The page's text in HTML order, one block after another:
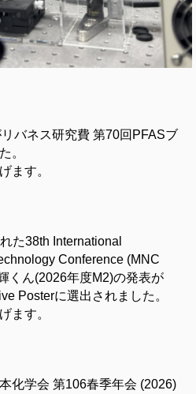
バネス研究費 第70回PFASブ
。
ます。
た38th International
Conference (MNC
くん(2026年度M2)の発表が
Posterに選出されました。
ます。
化学会 第106春季年会 (2026)